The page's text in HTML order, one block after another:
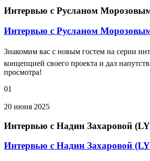
Интервью с Русланом
Интервью с Русланом
Знакомим вас с новым гостем на серии
концепцией своего проекта и дал
просмотра!
01
20 июня 2025
Интервью с Надин Захаровой
Интервью с Надин Захаровой